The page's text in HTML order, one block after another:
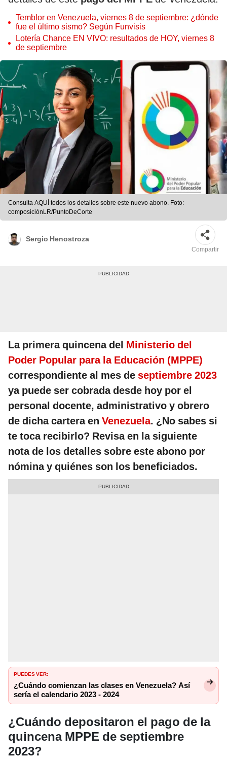
Temblor en Venezuela, viernes 8 de septiembre: ¿dónde
fue el último sismo? Según Funvisis
Lotería Chance EN VIVO: resultados de HOY, viernes 8
de septiembre
Consulta AQUÍ todos los detalles sobre este nuevo abono. Foto:
composiciónLR/PuntoDeCorte
Sergio Henostroza
Compartir
La primera quincena del Ministerio del
Poder Popular para la Educación (MPPE)
correspondiente al mes de septiembre 2023
ya puede ser cobrada desde hoy por el
personal docente, administrativo y obrero
de dicha cartera en Venezuela. ¿No sabes si
te toca recibirlo? Revisa en la siguiente
nota de los detalles sobre este abono por
nómina y quiénes son los beneficiados.
PUEDES VER:
¿Cuándo comienzan las clases en Venezuela? Así
sería el calendario 2023 - 2024
¿Cuándo depositaron el pago de la
quincena MPPE de septiembre
2023?